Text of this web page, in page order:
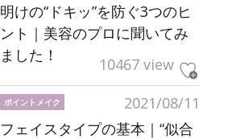
明けの“ドキッ”を防ぐ3つのヒ
ント｜美容のプロに聞いてみ
ました！
10467 view
2021/08/11
ポイントメイク
フェイスタイプの基本｜“似合